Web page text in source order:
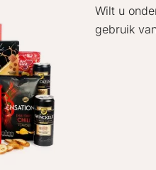
Wilt u
gebruik